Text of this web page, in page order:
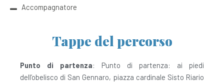
Accompagnatore
Tappe del percorso
Punto di partenza: Punto di partenza: ai piedi
dell’obelisco di San Gennaro, piazza cardinale Sisto Riario